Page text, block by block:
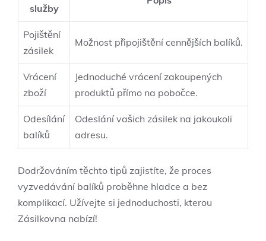
služby
Pojištění
zásilek
Možnost připojištění cennějších balíků.
Vrácení
zboží
Jednoduché vrácení zakoupených
produktů přímo na pobočce.
Odesílání
balíků
Odeslání vašich zásilek na jakoukoli
adresu.
Dodržováním těchto tipů zajistíte, že proces
vyzvedávání balíků proběhne hladce a bez
komplikací. Užívejte si jednoduchosti, kterou
Zásilkovna nabízí!